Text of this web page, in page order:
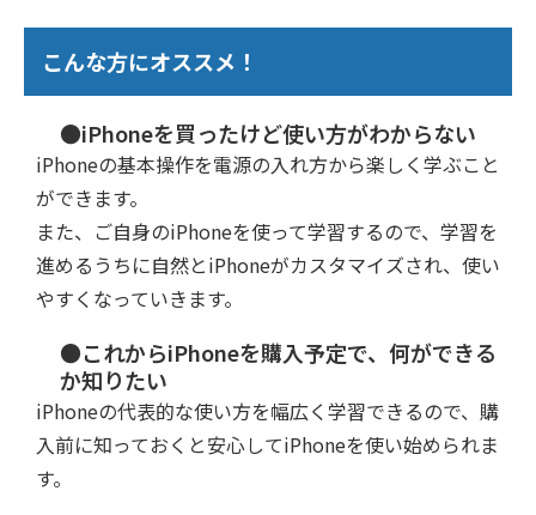
こんな方にオススメ！
●iPhoneを買ったけど使い方がわからない
iPhoneの基本操作を電源の入れ方から楽しく学ぶこと
ができます。
また、ご自身のiPhoneを使って学習するので、学習を
進めるうちに自然とiPhoneがカスタマイズされ、使い
やすくなっていきます。
●これからiPhoneを購入予定で、何ができる
か知りたい
iPhoneの代表的な使い方を幅広く学習できるので、購
入前に知っておくと安心してiPhoneを使い始められま
す。